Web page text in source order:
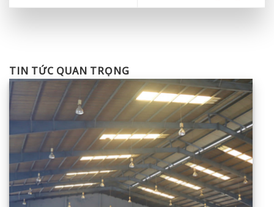
TIN TỨC QUAN TRỌNG